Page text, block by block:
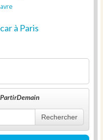
à Paris
Rechercher